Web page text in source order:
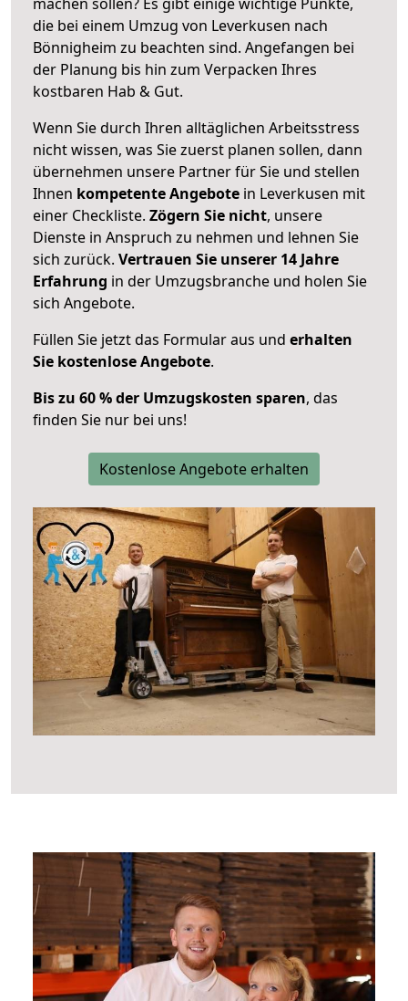
die bei einem Umzug von Leverkusen nach
Bönnigheim zu beachten sind. Angefangen bei
der Planung bis hin zum Verpacken Ihres
kostbaren Hab & Gut.
Wenn Sie durch Ihren alltäglichen Arbeitsstress
nicht wissen, was Sie zuerst planen sollen, dann
übernehmen unsere Partner für Sie und stellen
Ihnen kompetente Angebote in Leverkusen mit
einer Checkliste. Zögern Sie nicht, unsere
Dienste in Anspruch zu nehmen und lehnen Sie
sich zurück. Vertrauen Sie unserer 14 Jahre
Erfahrung in der Umzugsbranche und holen Sie
sich Angebote.
Füllen Sie jetzt das Formular aus und erhalten
Sie kostenlose Angebote.
Bis zu 60 % der Umzugskosten sparen, das
finden Sie nur bei uns!
Kostenlose Angebote erhalten